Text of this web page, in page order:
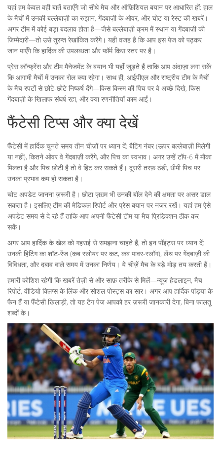
यहां हम केवल वही बातें बताएँगे जो सीधे मैच और ऑफ़िशियल बयान पर आधारित हों: हाल
के मैचों में उनकी बल्लेबाज़ी का रुझान, गेंदबाज़ी के ओवर, और चोट या रेस्ट की खबरें।
अगर टीम में कोई बड़ा बदलाव होता है—जैसे बल्लेबाज़ी क्रम में स्थान या गेंदबाज़ी की
जिम्मेदारी—तो उसे तुरन्त रेखांकित करेंगे। यही वजह है कि आप इस पेज को पढ़कर
जान पाएँगे कि हार्दिक की उपलब्धता और फॉर्म किस स्तर पर है।
प्रेस कॉन्फ्रेंस और टीम मैनेजमेंट के बयान भी यहाँ जुड़ते हैं ताकि आप अंदाज़ा लगा सकें
कि आगामी मैचों में उनका रोल क्या रहेगा। साथ ही, आईपीएल और राष्ट्रीय टीम के मैचों
के मैच रपटों से छोटे-छोटे निष्कर्ष देंगे—किस किस्म की पिच पर वे अच्छे दिखे, किस
गेंदबाज़ी के खिलाफ संघर्ष रहा, और क्या रणनीतियाँ काम आईं।
फैंटेसी टिप्स और क्या देखें
फैंटेसी में हार्दिक चुनते समय तीन चीज़ों पर ध्यान दें: बैटिंग नंबर (ऊपर बल्लेबाज़ी मिलेगी
या नहीं), कितने ओवर वे गेंदबाज़ी करेंगे, और पिच का स्वभाव। अगर उन्हें टॉप-6 में मौका
मिलता है और पिच छोटी है तो वे हिट कर सकते हैं। दूसरी तरफ़ ठंडी, धीमी पिच पर
उनका प्रभाव कम हो सकता है।
चोट अपडेट जानना ज़रूरी है। छोटा ज़ख़्म भी उनकी बॉल देने की क्षमता पर असर डाल
सकता है। इसलिए टीम की मेडिकल रिपोर्ट और प्रेस बयान पर नजर रखें। यहां हम ऐसे
अपडेट समय से दे रहे हैं ताकि आप अपनी फैंटेसी टीम या मैच प्रिडिक्शन ठीक कर
सकें।
अगर आप हार्दिक के खेल को गहराई से समझना चाहते हैं, तो इन पॉइंट्स पर ध्यान दें:
उनकी हिटिंग का शॉट-रेंज (कब स्लोयर पर कट, कब पावर-स्लॉग), लेंथ पर गेंदबाज़ी की
विविधता, और दबाव वाले समय में उनका निर्णय। ये चीज़ें मैच के बड़े मोड़ तय करती हैं।
हमारी कोशिश रहेगी कि खबरें तेज़ी से और साफ़ तरीके से मिलें—न्यूज़ हेडलाइन, मैच
रिपोर्ट, वीडियो क्लिप्स के लिंक और सोशल पोस्ट्स का सार। अगर आप हार्दिक पांड्या के
फैन हैं या फैंटेसी खिलाड़ी, तो यह टैग पेज आपको हर ज़रूरी जानकारी देगा, बिना फालतू
शब्दों के।